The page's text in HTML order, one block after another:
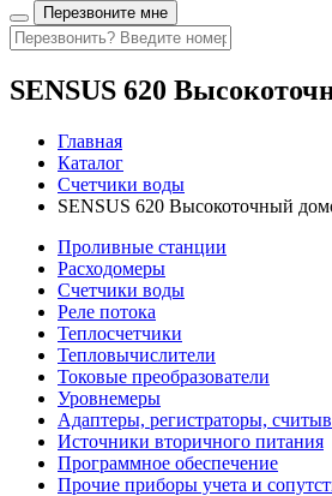
Перезвоните мне
SENSUS 620
Главная
Каталог
Счетчики воды
SENSUS 620 Высокоточный
Проливные станции
Расходомеры
Счетчики воды
Реле потока
Теплосчетчики
Тепловычислители
Токовые преобразователи
Уровнемеры
Адаптеры, регистраторы,
Источники вторичного питания
Программное обеспечение
Прочие приборы учета и